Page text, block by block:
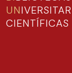
UN
CIENTÍFICAS